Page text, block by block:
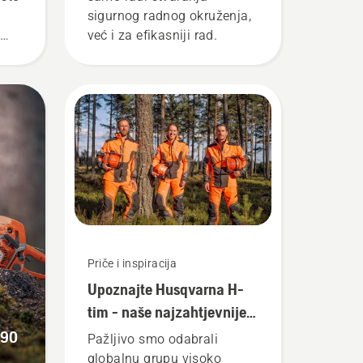
sigurnog radnog okruženja,
već i za efikasniji rad.
Priče i inspiracija
Upoznajte Husqvarna H-
tim - naše najzahtjevnije
korisnike
Pažljivo smo odabrali
globalnu grupu visoko